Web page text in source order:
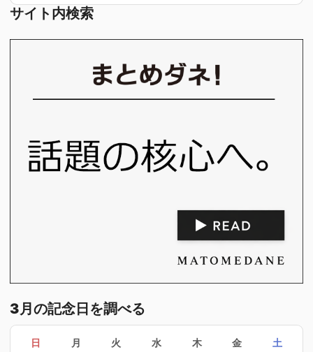
サイト内検索
3月の記念日を調べる
日 月 火 水 木 金 土